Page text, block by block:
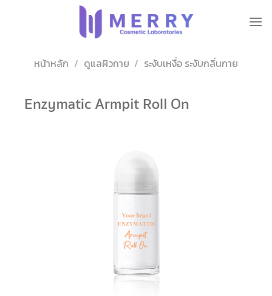
หน้าหลัก / ดูแลผิวกาย / ระงับเหงื่อ ระงับกลิ่นกาย